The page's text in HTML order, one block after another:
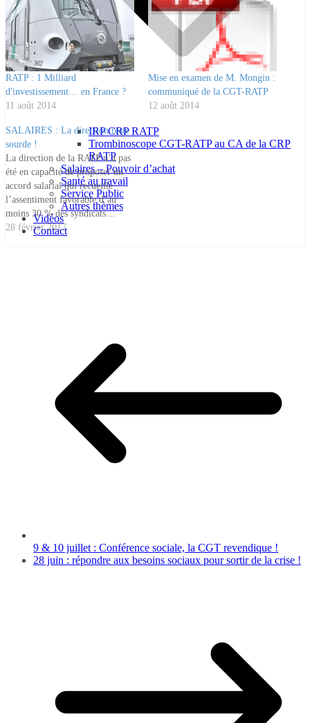
IRP CRP RATP
Trombinoscope CGT-RATP au CA de la CRP
RATP
Salaires – Pouvoir d’achat
Santé au travail
Service Public
Autres thèmes
Vidéos
Contact
RATP : 1 Milliard
d'investissement… en France ?
11 août 2014
Mise en examen de M. Mongin :
communiqué de la CGT-RATP
12 août 2014
SALAIRES : La direction reste
sourde !
La direction de la RATP n’a pas
été en capacité de proposer un
accord salarial qui recueille
l’assentiment favorable d’au
moins 30 % des syndicats…
Cela en dit long sur la nature de
28 février 2017
9 & 10 juillet : Conférence sociale, la CGT revendique !
28 juin : répondre aux besoins sociaux pour sortir de la crise !